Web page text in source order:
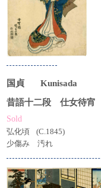
国貞
Kunisada
昔語十二段 仕女待宵
Sold
弘化頃
(C.1845)
少傷み 汚れ